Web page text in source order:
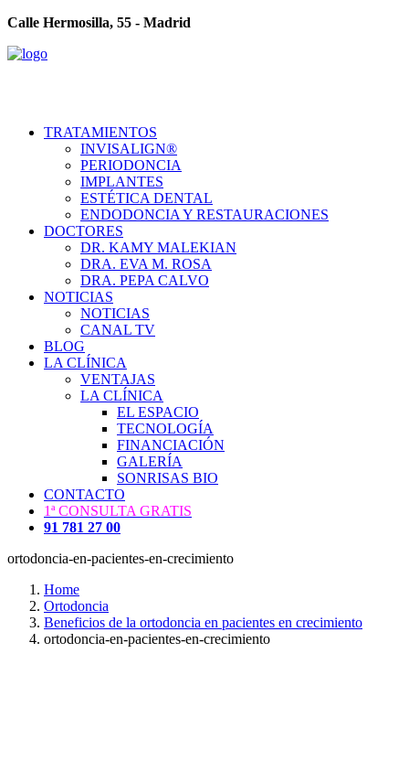
Calle Hermosilla, 55 - Madrid
TRATAMIENTOS
INVISALIGN®
PERIODONCIA
IMPLANTES
ESTÉTICA DENTAL
ENDODONCIA Y RESTAURACIONES
DOCTORES
DR. KAMY MALEKIAN
DRA. EVA M. ROSA
DRA. PEPA CALVO
NOTICIAS
NOTICIAS
CANAL TV
BLOG
LA CLÍNICA
VENTAJAS
LA CLÍNICA
EL ESPACIO
TECNOLOGÍA
FINANCIACIÓN
GALERÍA
SONRISAS BIO
CONTACTO
1ª CONSULTA GRATIS
91 781 27 00
ortodoncia-en-pacientes-en-crecimiento
Home
Ortodoncia
Beneficios de la ortodoncia en pacientes en crecimiento
ortodoncia-en-pacientes-en-crecimiento